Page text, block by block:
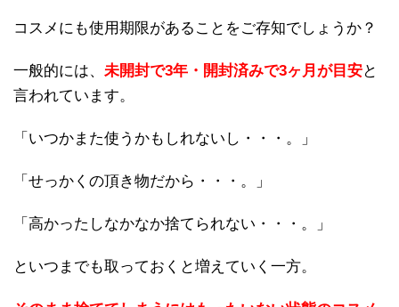
コスメにも使用期限があることをご存知でしょうか？
一般的には、 未開封で3年・開封済みで3ヶ月が目安と
言われています。
「いつかまた使うかもしれないし・・・。」
「せっかくの頂き物だから・・・。」
「高かったしなかなか捨てられない・・・。」
といつまでも取っておくと増えていく一方。